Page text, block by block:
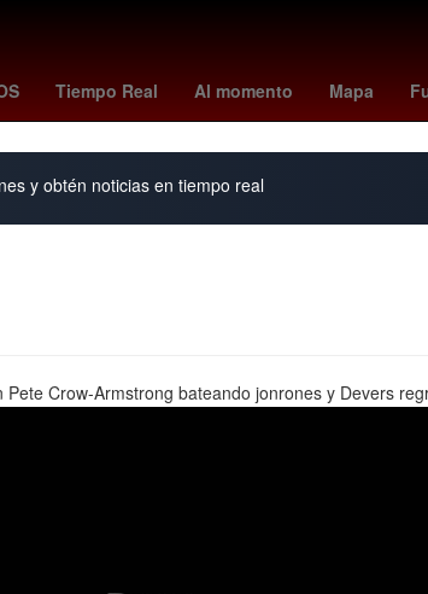
Tiempo Real Al momento Mapa
García Alcocer Gerard Piqué wolves vs
y obtén noticias en tiempo real
Crow-Armstrong bateando jonrones y Devers